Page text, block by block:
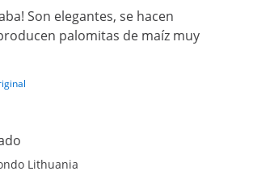
Son elegantes, se hacen
palomitas de maíz muy
Lithuania